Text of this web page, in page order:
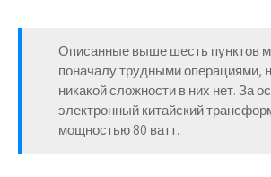
Описанные выше шесть пунктов
поначалу трудными операциями,
никакой сложности в них нет. За
электронный китайский
мощностью 80 ватт.